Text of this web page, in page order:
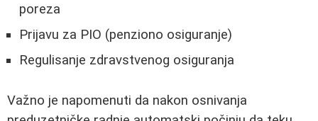
poreza
Prijavu za PIO (penziono osiguranje)
Regulisanje zdravstvenog osiguranja
Važno je napomenuti da nakon osnivanja